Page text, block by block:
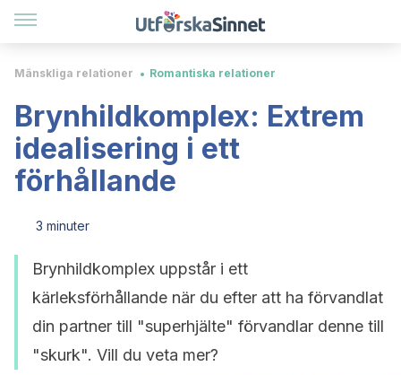
Mänskliga relationer Romantiska relationer
Brynhildkomplex: Extrem
idealisering i ett
förhållande
3 minuter
Brynhildkomplex uppstår i ett
kärleksförhållande när du efter att ha förvandlat
din partner till "superhjälte" förvandlar denne till
"skurk". Vill du veta mer?